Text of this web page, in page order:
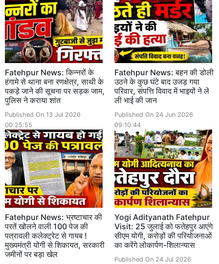
Fatehpur News: किन्नरों के
हंगामे से थाना बना रणक्षेत्र, साथी के
पकड़े जाने की सूचना पर सड़क जाम,
पुलिस ने कराया शांत
Published On 13 Jul 2026
00:25:55
Fatehpur News: बहन की डोली
उठने के कुछ घंटे बाद उजड़ गया
परिवार, संपत्ति विवाद में भाइयों ने ले
ली भाई की जान
Published On 24 Jun 2026
09:10:44
Fatehpur News: भ्रष्टाचार की
परतें खोलने वाली 100 पेज की
पत्रावली कलेक्ट्रेट से गायब !
मुख्यमंत्री योगी से शिकायत, सरकारी
जमीनों पर बड़ा खेल
Yogi Adityanath Fatehpur
Visit: 25 जुलाई को फतेहपुर आएंगे
सीएम योगी, करोड़ों की परियोजनाओं
का करेंगे लोकार्पण-शिलान्यास
Published On 24 Jul 2026